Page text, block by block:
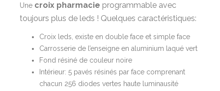
DE
LA
CROIX
PHARMACIE
Une croix pharmacie programmable avec
toujours plus de leds ! Quelques caractéristiques:
Croix leds, existe en double face et simple face
Carrosserie de l’enseigne en aluminium laqué vert
Fond résiné de couleur noire
Intérieur: 5 pavés résinés par face comprenant
chacun 256 diodes vertes haute luminausité